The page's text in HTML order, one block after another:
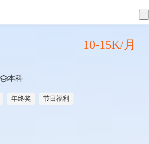
10-15K/月
本科
年终奖 节日福利